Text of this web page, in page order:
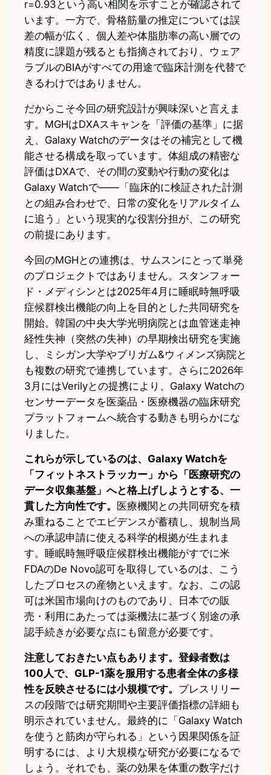
r=0.93という高い相関を示すことが確認されて
います。一方で、骨格筋量の推定については誤
差の幅が広く、個人差や体脂肪率の高い層での
精度に課題が残るとも指摘されており、ウェア
ラブルのBIAがすべての用途で臨床計測を代替で
きるわけではありません。
だからこそ今回の研究設計が興味深いと言えま
す。MGHはDXAスキャンを「評価の基準」に据
え、Galaxy Watchのデータはその補完として機
能させる構成を取っています。体組成の精密な
評価はDXAで、その間の変動や行動の変化は
Galaxy Watchで——「臨床的に検証された計測
との組み合わせで、日常の変化をリアルタイム
に追う」という現実的な役割分担が、この研究
の前提にあります。
今回のMGHとの連携は、サムスンにとって単発
のプロジェクトではありません。スタンフォー
ド・メディシンとは2025年4月に睡眠時無呼吸
症候群検出機能の向上を目的とした共同研究を
開始。韓国の中央大学光明病院とは血管迷走神
経性失神（突然の失神）の早期検出研究を実施
し、ミシガン大学やブリガム&ウィメンズ病院と
も複数の研究で連携しています。さらに2026年
3月にはVerilyとの提携により、Galaxy Watchの
センサーデータを医薬品・医療機器の臨床研究
プラットフォームへ統合する動きも明らかにな
りました。
これらが示しているのは、Galaxy Watchを
「フィットネストラッカー」から「医療研究の
データ収集基盤」へと格上げしようとする、一
貫した方向性です。 医療機関との共同研究を積
み重ねることでエビデンスが蓄積し、規制当局
への承認申請に使える科学的根拠が生まれま
す。睡眠時無呼吸症候群検出機能がすでに米
FDAのDe Novo認可を取得しているのは、こう
したプロセスの産物といえます。なお、この認
可は米国市場向けのものであり、日本での販
売・利用にあたっては薬機法に基づく別途の承
認手続きが必要な点にも留意が必要です。
注意しておきたい点もあります。登録者数は
100人で、GLP-1薬を服用する患者全体の多様
性を反映させるには小規模です。 プレスリリー
スの段階では研究期間や主要評価指標の詳細も
明示されていません。最終的に「Galaxy Watch
を使うと筋肉が守られる」という因果関係を証
明するには、より大規模な研究が必要になるで
しょう。それでも、薬の効果を体重の数字だけ